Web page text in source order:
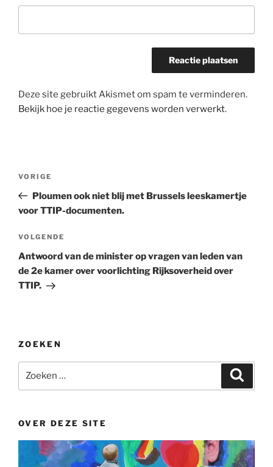
Deze site gebruikt Akismet om spam te verminderen.
Bekijk hoe je reactie gegevens worden verwerkt.
Vorig
bericht
VORIGE
Ploumen ook niet blij met Brussels leeskamertje
voor TTIP-documenten.
Volgend
bericht
VOLGENDE
Antwoord van de minister op vragen van leden van
de 2e kamer over voorlichting Rijksoverheid over
TTIP.
ZOEKEN
naar:
OVER DEZE SITE